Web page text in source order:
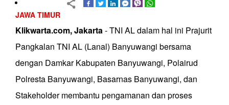
JAWA TIMUR
Klikwarta.com, Jakarta- TNI AL dalam hal ini Prajurit
Pangkalan TNI AL (Lanal) Banyuwangi bersama
dengan Damkar Kabupaten Banyuwangi, Polairud
Polresta Banyuwangi, Basarnas Banyuwangi, dan
Stakeholder membantu pengamanan dan proses